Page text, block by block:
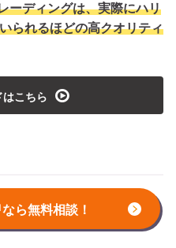
ら無料相談！
ーディングは、実際にハリ
られるほどの高クオリティ
はこちら playmedia